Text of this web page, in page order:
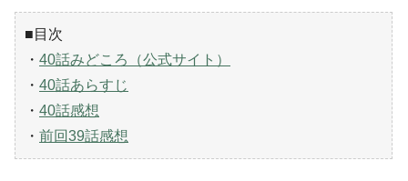
■目次
・ 40話みどころ（公式サイト）
・ 40話あらすじ
・ 40話感想
・ 前回39話感想